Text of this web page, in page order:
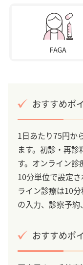
おすすめポ
1日あたり75円か
ます。初診・再
す。オンライン
10分単位で設定
ライン診療は10
の入力、診察予約
おすすめポ